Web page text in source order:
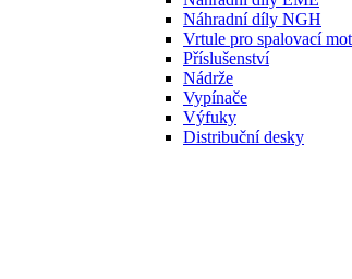
Náhradní díly NGH
Vrtule pro spalovací
Příslušenství
Nádrže
Vypínače
Výfuky
Distribuční desky